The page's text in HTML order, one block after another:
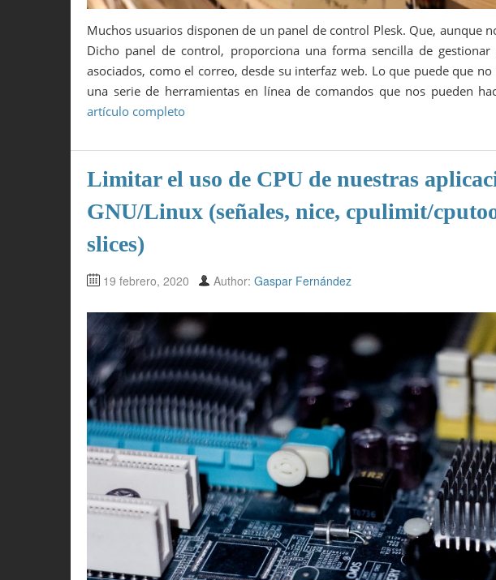
Muchos usuarios disponen de un panel de control Plesk. Que, aunque
Dicho panel de control, proporciona una forma sencilla de
asociados, como el correo, desde su interfaz web. Lo que puede que
una serie de herramientas en línea de comandos que nos pueden
artículo completo
Limitar el uso de CPU de nuestras
GNU/Linux (señales, nice, cpulimit/
slices)
19 febrero, 2020 Author: Gaspar Fernández